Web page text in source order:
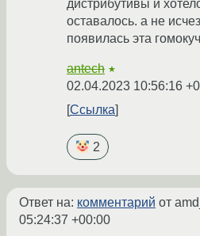
дистрибутивы и
оставалось. а не
появилась эта
antech ★
02.04.2023 10:56:16
Ссылка
2
Ответ на: комментарий от
05:24:37 +00:00